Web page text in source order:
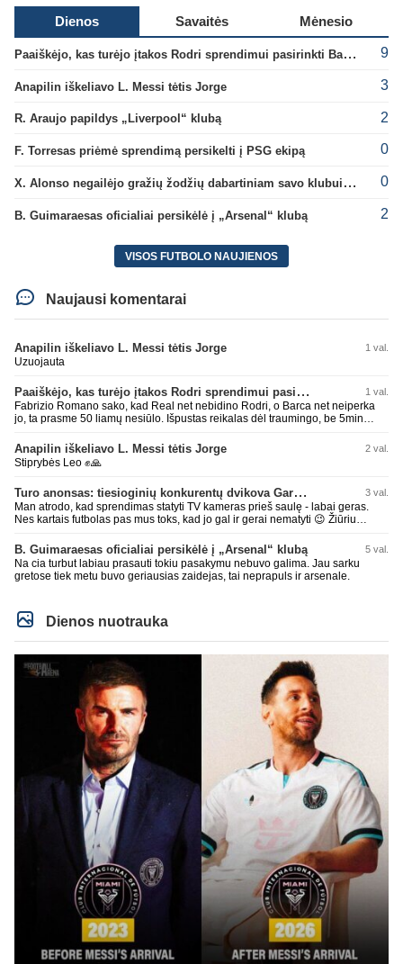
Dienos Savaitės Mėnesio
Paaiškėjo, kas turėjo įtakos Rodri sprendimui pasirinkti Barselonos pusę 9
Anapilin iškeliavo L. Messi tėtis Jorge 3
R. Araujo papildys „Liverpool“ klubą 2
F. Torresas priėmė sprendimą persikelti į PSG ekipą 0
X. Alonso negailėjo gražių žodžių dabartiniam savo klubui „Chelsea“ 0
B. Guimaraesas oficialiai persikėlė į „Arsenal“ klubą 2
VISOS FUTBOLO NAUJIENOS
Naujausi komentarai
Anapilin iškeliavo L. Messi tėtis Jorge 1 val.
Uzuojauta
Paaiškėjo, kas turėjo įtakos Rodri sprendimui pasirinkti Barselonos pusę 1 val.
Fabrizio Romano sako, kad Real net nebidino Rodri, o Barca net neiperka
jo, ta prasme 50 liamų nesiūlo. Išpustas reikalas dėl traumingo, be 5min
Anapilin iškeliavo L. Messi tėtis Jorge 2 val.
Stiprybės Leo ✊🙏
Turo anonsas: tiesioginių konkurentų dvikova Gargžduose 3 val.
Man atrodo, kad sprendimas statyti TV kameras prieš saulę - labai geras.
Nes kartais futbolas pas mus toks, kad jo gal ir gerai nematyti 😉 Žiūriu
kaip alaus butelys, kurį ką tik išmaukiau. Linkėjimai Tadui (slapyvardžiu „apie
nieką“), kuris kiek girdėjau, įpūtė akis varvinančių transliacijų dvasią 😀
B. Guimaraesas oficialiai persikėlė į „Arsenal“ klubą 5 val.
Na cia turbut labiau prasauti tokiu pasakymu nebuvo galima. Jau sarku
gretose tiek metu buvo geriausias zaidejas, tai neprapuls ir arsenale.
Dienos nuotrauka